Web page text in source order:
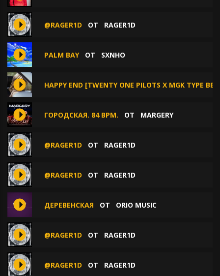
@RAGER1D ОТ RAGER1D
PALM BAYОТ SXNHO
HAPPY END [TWENTY ONE PILOTS X MGK TYPE
ГОРОДСКАЯ. 84 BPM. ОТ MARGERY
@RAGER1D ОТ RAGER1D
@RAGER1D ОТ RAGER1D
ДЕРЕВЕНСКАЯ ОТ ORIO MUSIC
@RAGER1D ОТ RAGER1D
@RAGER1D ОТ RAGER1D